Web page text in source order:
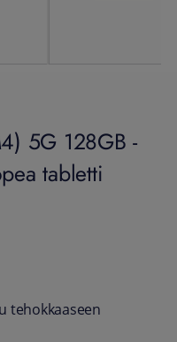
5G 128GB -
tabletti
tehokkaaseen